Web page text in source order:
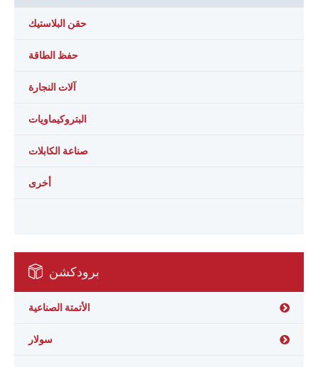
حقن البلاستيك
حفظ الطاقة
آلات النجارة
البتروكيماويات
صناعة الكابلات
أخرى
برودكشن
الأتمتة الصناعية
سولار